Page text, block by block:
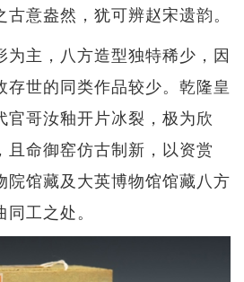
意盎然，犹可辨赵宋遗韵。
为主，八方造型独特稀少，因
存世的同类作品较少。乾隆皇
官哥汝釉开片冰裂，极为欣
且命御窑仿古制新，以资赏
院馆藏及大英博物馆馆藏八方
工之处。